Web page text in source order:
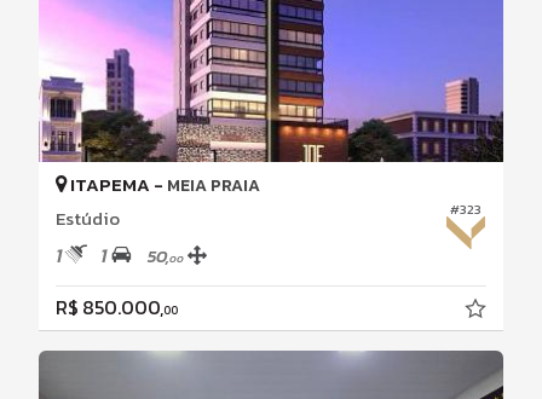
#323
ITAPEMA - MEIA PRAIA
Estúdio
1 1 50,00
R$ 850.000,00